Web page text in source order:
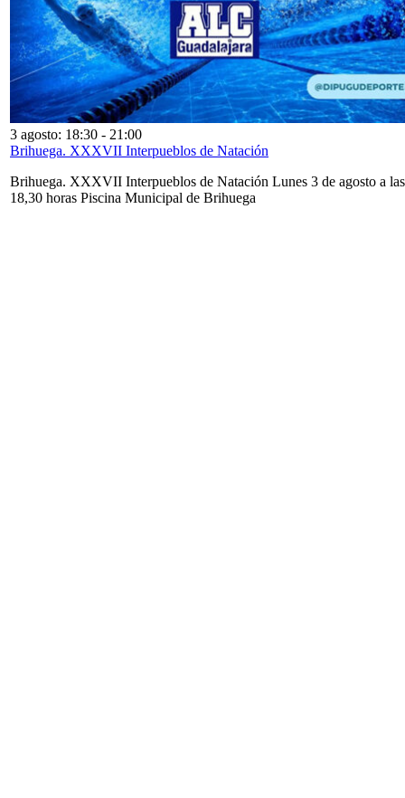
3 agosto: 18:30 - 21:00
Brihuega. XXXVII Interpueblos de Natación
Brihuega. XXXVII Interpueblos de Natación Lunes 3 de agosto a las
18,30 horas Piscina Municipal de Brihuega